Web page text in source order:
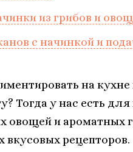
из грибов и
с начинкой и
на
Тогда у нас есть
овощей и ароматных
рецепторов.